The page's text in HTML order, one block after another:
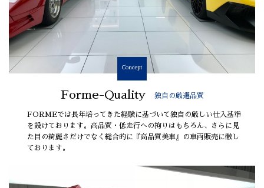
Concept
Forme-Quality 独自の厳選品質
FORMEでは長年培ってきた経験に基づいて独自の厳しい仕入基準
を設けております。高品質・低走行への拘りはもちろん、さらに見
た目の綺麗さだけでなく総合的に『高品質美車』の車両販売に徹し
ております。